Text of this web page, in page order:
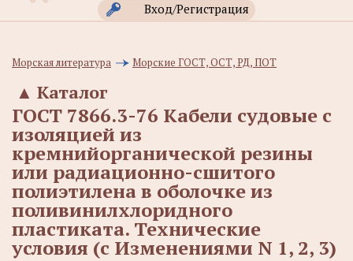
Вход/Регистрация
Морская литература Морские ГОСТ, ОСТ, РД, ПОТ
Каталог
▲
ГОСТ 7866.3-76 Кабели судовые с
изоляцией из
кремнийорганической резины
или радиационно-сшитого
полиэтилена в оболочке из
поливинилхлоридного
пластиката. Технические
условия (с Изменениями N 1, 2, 3)